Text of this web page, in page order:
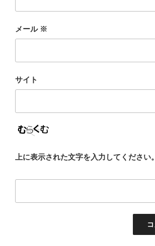
メール ※
サイト
上に表示された文字を入力してください。